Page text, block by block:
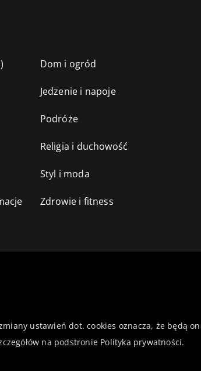
Dom i ogród
Jedzenie i napoje
Podróże
Religia i duchowość
Styl i moda
Zdrowie i fitness
ustawień dot. cookies oznacza, że będą
na podstronie Polityka prywatności.